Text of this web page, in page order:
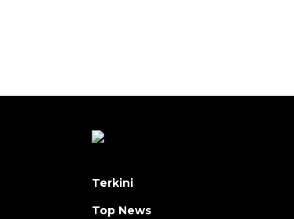
Terkini
Top News